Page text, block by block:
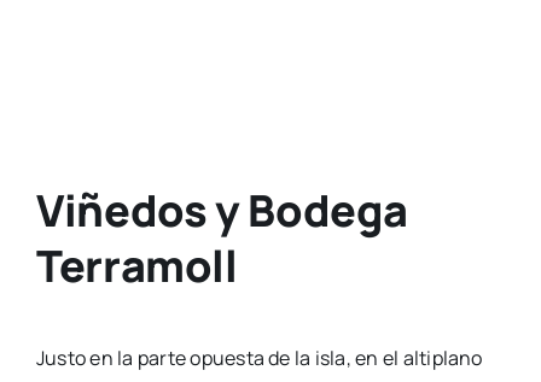
dospor cons­tan­tes vien­tos sali­nos– se encuen­tran
los viñe­dos y bode­ga Terra­moll, que data tam­bién
del año 2000. Dis­po­ne de 12 hec­tá­reas pro­pias en
sía,Gar­na­cha blan­cayMos­ca­tel de gra­do menu­do